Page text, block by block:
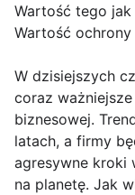
Wartość tego
Wartość
W dzisiejszych
coraz
biznesowej.
latach, a firmy
agresywne kroki
na planetę. Jak